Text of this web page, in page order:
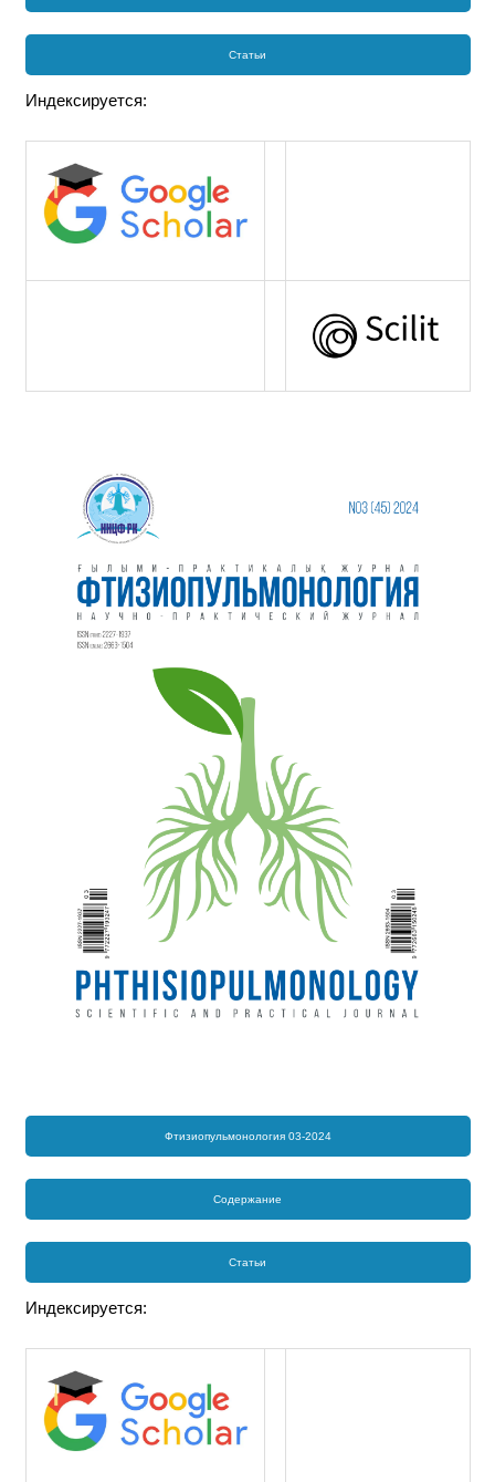
Статьи
Индексируется:
Фтизиопульмонология 03-2024
Содержание
Статьи
Индексируется: